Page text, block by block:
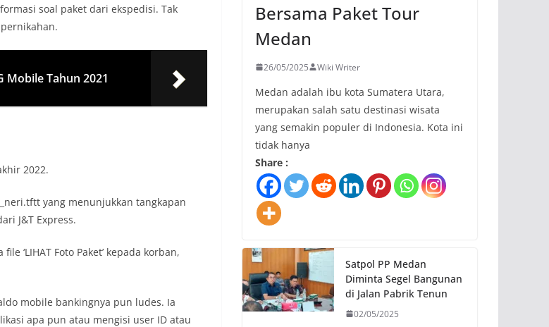
soal paket dari ekspedisi. Tak
Mobile Tahun 2021
2022.
yang menunjukkan tangkapan
J&T Express.
‘LIHAT Foto Paket’ kepada korban,
mobile bankingnya pun ludes. Ia
apa pun atau mengisi user ID atau
Bersama Paket Tour
Medan
26/05/2025 Wiki Writer
Medan adalah ibu kota Sumatera Utara,
merupakan salah satu destinasi wisata
yang semakin populer di Indonesia. Kota ini
tidak hanya
Share :
Satpol PP Medan
Diminta Segel Bangunan
di Jalan Pabrik Tenun
02/05/2025